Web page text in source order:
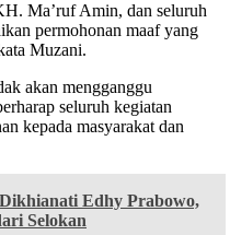
Ma’ruf Amin, dan seluruh
permohonan maaf yang
Muzani.
akan mengganggu
seluruh kegiatan
kepada masyarakat dan
Edhy Prabowo,
Selokan